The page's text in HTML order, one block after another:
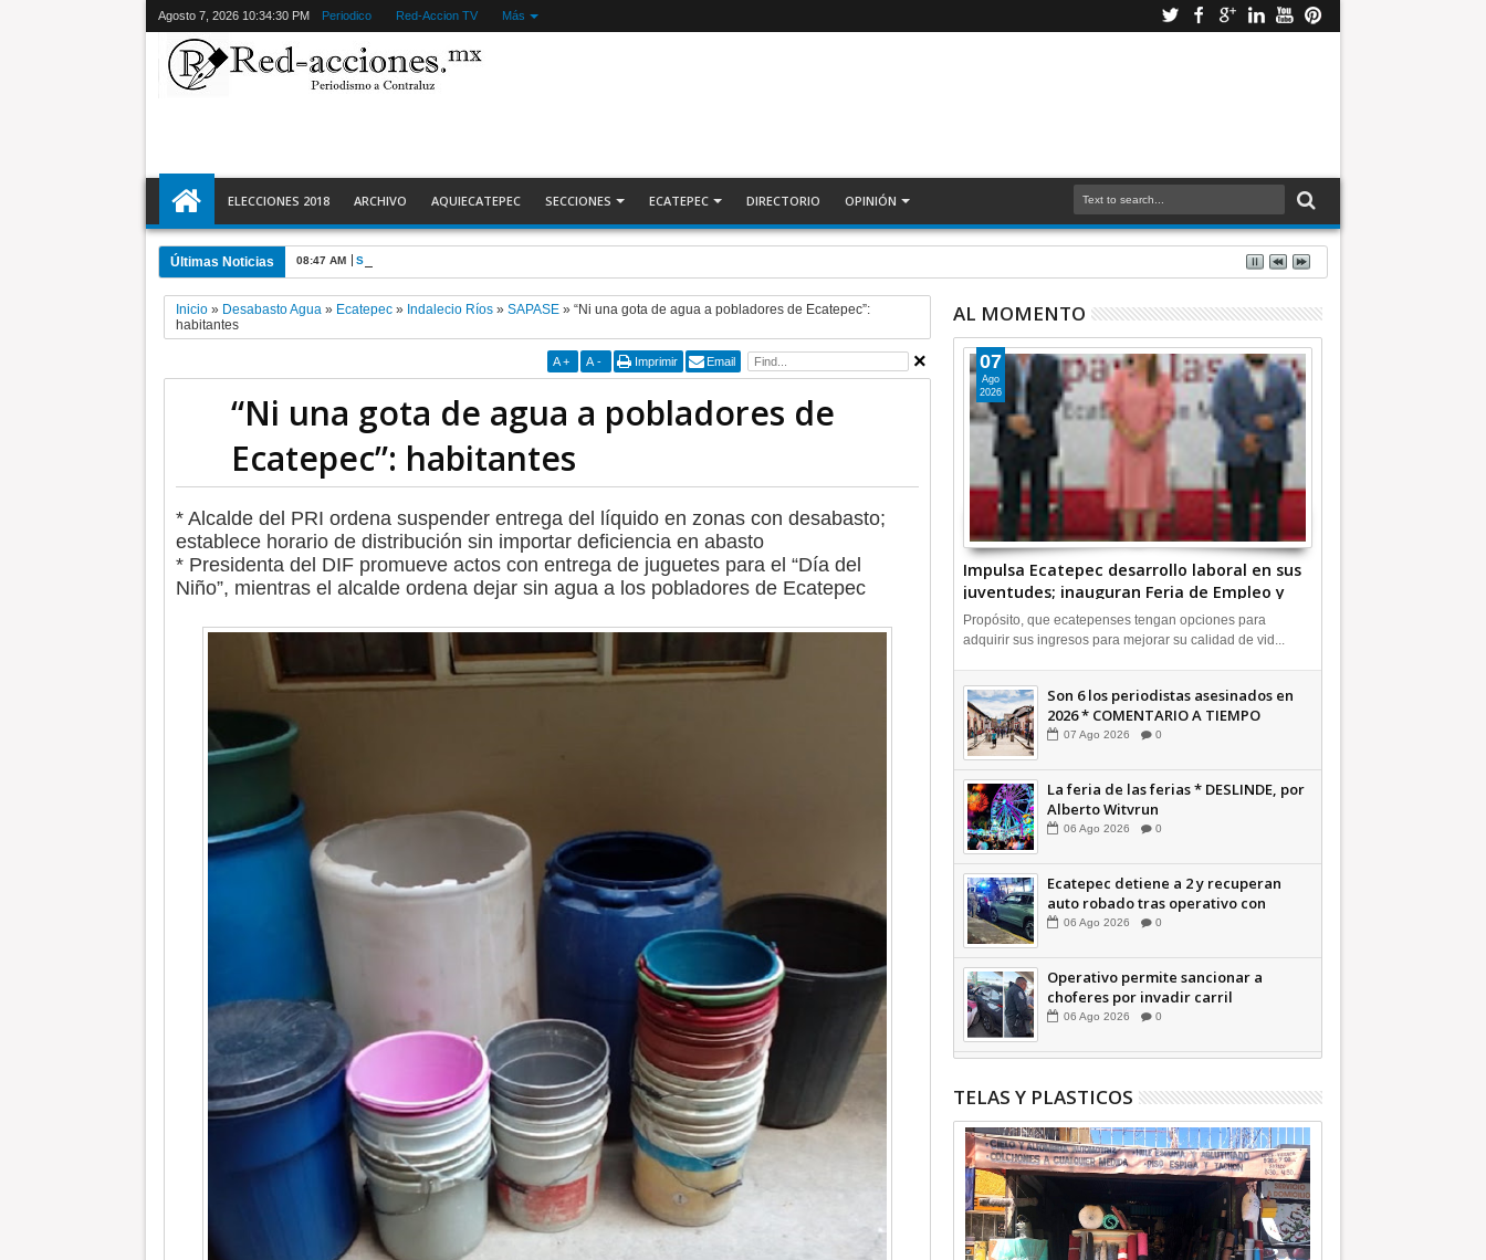
Agosto 7, 2026 10:34:31 PM Periodico Red-Accion TV Más
ELECCIONES 2018 ARCHIVO AQUIECATEPEC SECCIONES ECATEPEC DIRECTORIO OPINIÓN
Últimas Noticias 08:47 AM Son 6 los periodistas asesinados en 2026 * COMENTARIO A TIEMPO
Inicio» Desabasto Agua» Ecatepec» Indalecio Ríos» SAPASE» “Ni una gota de agua a pobladores de Ecatepec”:
habitantes
A + A - Imprimir Email
“Ni una gota de agua a pobladores de
Ecatepec”: habitantes
* Alcalde del PRI ordena suspender entrega del líquido en zonas con desabasto;
establece horario de distribución sin importar deficiencia en abasto
* Presidenta del DIF promueve actos con entrega de juguetes para el “Día del
Niño”, mientras el alcalde ordena dejar sin agua a los pobladores de Ecatepec
AL MOMENTO
Impulsa Ecatepec desarrollo laboral en sus
juventudes; inauguran Feria de Empleo y
Emprendedores 2026 +Video |
INFORMATIVA
07
Ago
2026
Propósito, que ecatepenses tengan opciones para
adquirir sus ingresos para mejorar su calidad de vid...
Son 6 los periodistas asesinados en
2026 * COMENTARIO A TIEMPO
07 Ago 2026 0
La feria de las ferias * DESLINDE, por
Alberto Witvrun
06 Ago 2026 0
Ecatepec detiene a 2 y recuperan
auto robado tras operativo con
Tecámac +Video | INFORMATIVA
06 Ago 2026 0
Operativo permite sancionar a
choferes por invadir carril
confinado: Ecatepec +Video |
06 Ago 2026 0
TELAS Y PLASTICOS